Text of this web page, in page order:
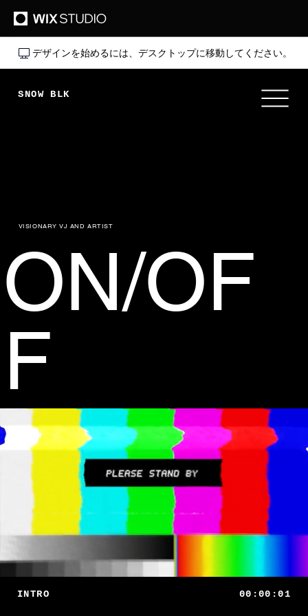
デザインを始めるには、デスクトップに移動してください。